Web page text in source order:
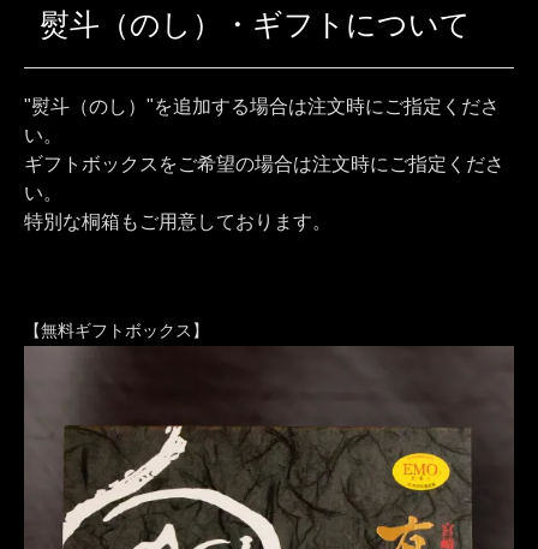
熨斗（のし）・ギフトについて
"熨斗（のし）"を追加する場合は注文時にご指定くださ
い。
ギフトボックスをご希望の場合は注文時にご指定くださ
い。
特別な桐箱もご用意しております。
【無料ギフトボックス】